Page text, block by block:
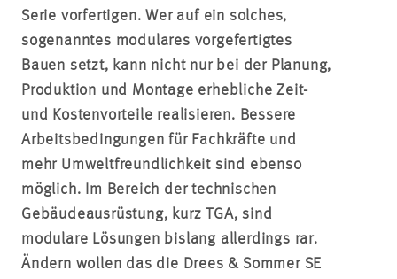
Serie vorfertigen. Wer auf ein solches,
sogenanntes modulares vorgefertigtes
Bauen setzt, kann nicht nur bei der Planung,
Produktion und Montage erhebliche Zeit-
und Kostenvorteile realisieren. Bessere
Arbeitsbedingungen für Fachkräfte und
mehr Umweltfreundlichkeit sind ebenso
möglich. Im Bereich der technischen
Gebäudeausrüstung, kurz TGA, sind
modulare Lösungen bislang allerdings rar.
Ändern wollen das die Drees & Sommer SE